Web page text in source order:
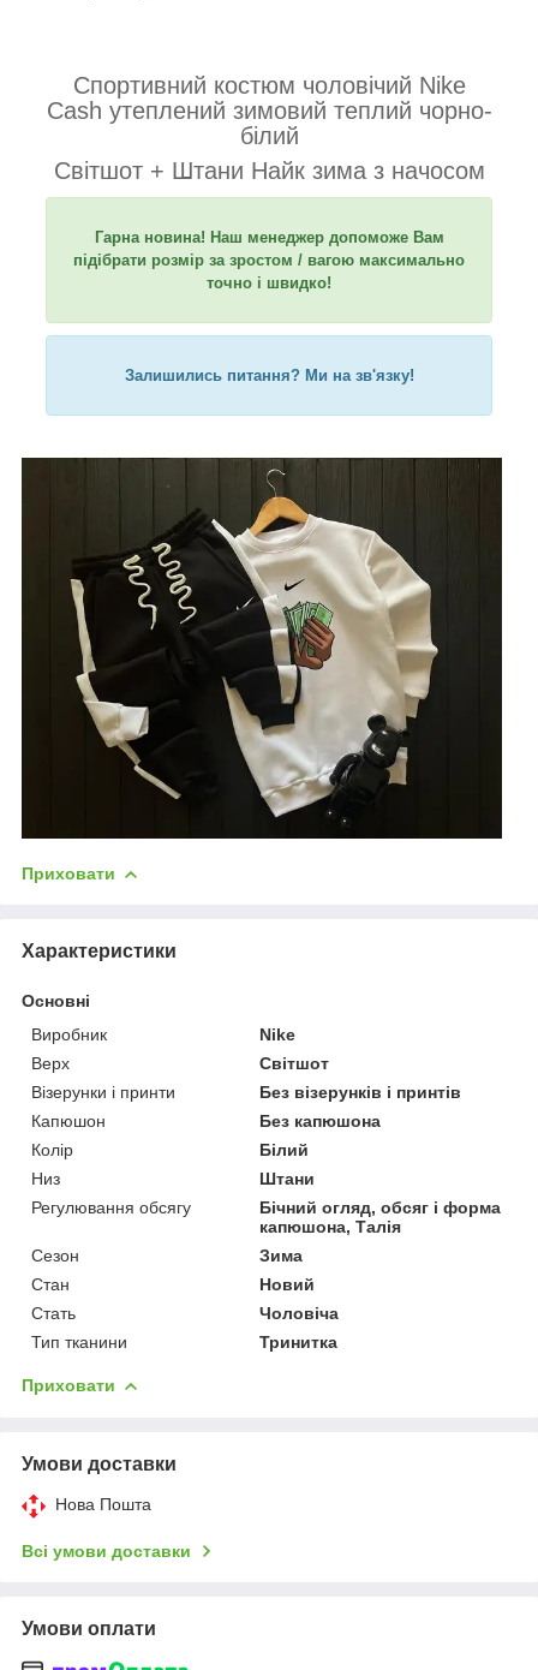
Спортивний костюм чоловічий Nike
Cash утеплений зимовий теплий чорно-
білий
Світшот + Штани Найк зима з начосом
Гарна новина! Наш менеджер допоможе Вам
підібрати розмір за зростом / вагою максимально
точно і швидко!
Залишились питання? Ми на зв'язку!
Приховати
Характеристики
Основні
Виробник
Nike
Верх
Світшот
Візерунки і принти
Без візерунків і принтів
Капюшон
Без капюшона
Колір
Білий
Низ
Штани
Регулювання обсягу
Бічний огляд, обсяг і форма
капюшона, Талія
Сезон
Зима
Стан
Новий
Стать
Чоловіча
Тип тканини
Тринитка
Приховати
Умови доставки
Нова Пошта
Всі умови доставки
Умови оплати